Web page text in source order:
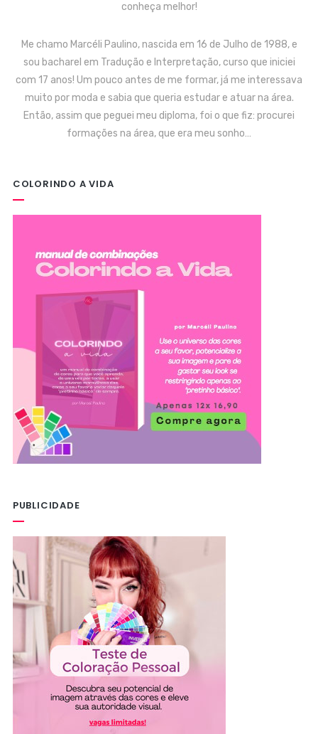
conheça melhor!
Me chamo Marcéli Paulino, nascida em 16 de Julho de 1988, e
sou bacharel em Tradução e Interpretação, curso que iniciei
com 17 anos! Um pouco antes de me formar, já me interessava
muito por moda e sabia que queria estudar e atuar na área.
Então, assim que peguei meu diploma, foi o que fiz: procurei
formações na área, que era meu sonho…
COLORINDO A VIDA
PUBLICIDADE